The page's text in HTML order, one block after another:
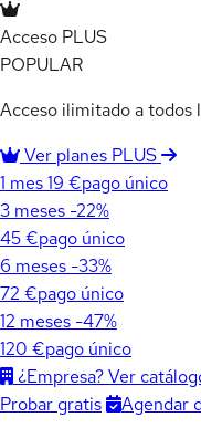
Acceso PLUS
POPULAR
Acceso ilimitado a todos
Ver planes PLUS
1 mes19 €pago único
3 meses -22%
45 €pago único
6 meses -33%
72 €pago único
12 meses -47%
120 €pago único
¿Empresa? Ver
Probar gratis
Agendar